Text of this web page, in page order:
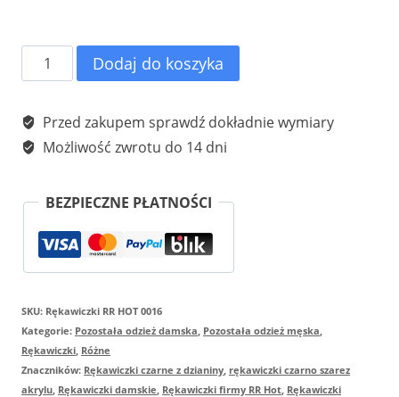
ilość
Rękawiczki
czarne
z
model
HOT
Dodaj do koszyka
Przed zakupem sprawdź dokładnie wymiary
Możliwość zwrotu do 14 dni
BEZPIECZNE PŁATNOŚCI
SKU: Rękawiczki RR HOT 0016
Kategorie: Pozostała odzież damska Pozostała odzież męska
Rękawiczki Różne
Znaczników: Rękawiczki czarne z dzianiny rękawiczki czarno szarez
akrylu Rękawiczki damskie Rękawiczki firmy RR Hot Rękawiczki